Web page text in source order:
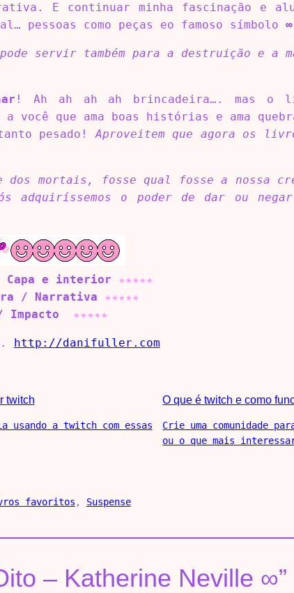
E continuar minha fascinação e
como peças eo famoso símbolo ∞
servir também para a destruição e a
! Ah ah ah ah brincadeira…. mas o
você que ama boas histórias e ama
pesado!Aproveitem que agora os
dos mortais, fosse qual fosse a nossa
o poder de dar ou
e interior ★★★★★
/ Narrativa ★★★★★
Impacto ★★★★★
http://danifuller.com
twitch
usando a twitch com essas
O que é twitch e como
Crie uma comunidade
ou o que mais
favoritos , Suspense
– Katherine Neville ∞”